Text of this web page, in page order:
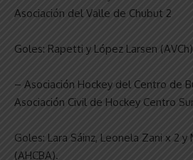
Asociación del Valle de Chubut 2
Goles: Rapetti y López Larsen (AVCh)
– Asociación Hockey del Centro de
Asociación Civil de Hockey Centro
Goles: Lara Sáinz, Leonela Zani x 2
(AHCBA).